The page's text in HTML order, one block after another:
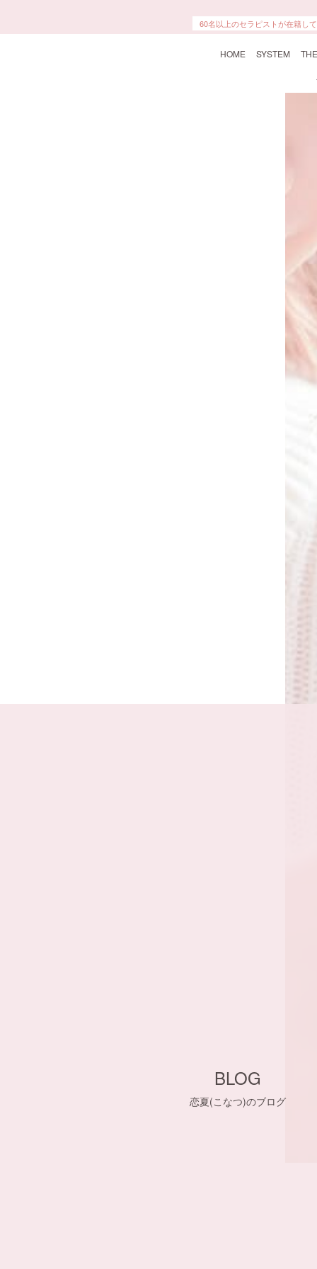
60名以上のセラピストが在籍し
本格エステ・マッサージにより
HOME SYSTEM
BLOG
恋夏(こなつ)のブログ